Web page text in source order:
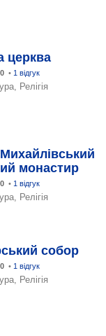
церква
• 1 відгук
Релігія
монастир
• 1 відгук
Релігія
собор
• 1 відгук
Релігія